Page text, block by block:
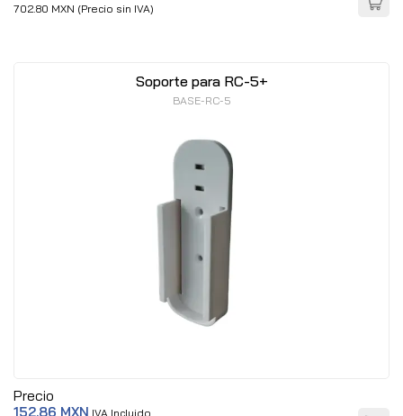
702.80 MXN (Precio sin IVA)
Soporte para RC-5+
BASE-RC-5
Precio
152.86 MXN IVA Incluido